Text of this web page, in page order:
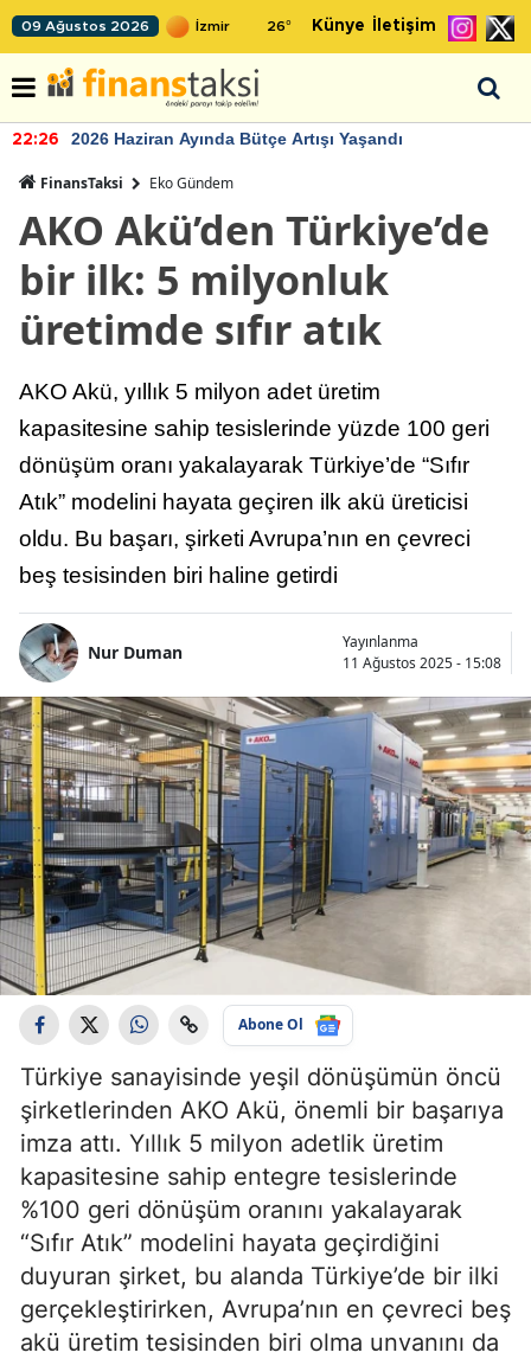
09 Ağustos 2026 26° Künye İletişim
22:26 2026 Haziran Ayında Bütçe Artışı Yaşandı
FinansTaksi Eko Gündem
AKO Akü’den Türkiye’de
bir ilk: 5 milyonluk
üretimde sıfır atık
AKO Akü, yıllık 5 milyon adet üretim
kapasitesine sahip tesislerinde yüzde 100 geri
dönüşüm oranı yakalayarak Türkiye’de “Sıfır
Atık” modelini hayata geçiren ilk akü üreticisi
oldu. Bu başarı, şirketi Avrupa’nın en çevreci
beş tesisinden biri haline getirdi
Nur Duman
Yayınlanma
11 Ağustos 2025 - 15:08
Abone Ol
Türkiye sanayisinde yeşil dönüşümün öncü
şirketlerinden AKO Akü, önemli bir başarıya
imza attı. Yıllık 5 milyon adetlik üretim
kapasitesine sahip entegre tesislerinde
%100 geri dönüşüm oranını yakalayarak
“Sıfır Atık” modelini hayata geçirdiğini
duyuran şirket, bu alanda Türkiye’de bir ilki
gerçekleştirirken, Avrupa’nın en çevreci beş
akü üretim tesisinden biri olma unvanını da